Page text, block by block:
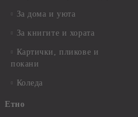
За дома и уюта
За книгите и хората
Картички, пликове и
покани
Коледа
Етно